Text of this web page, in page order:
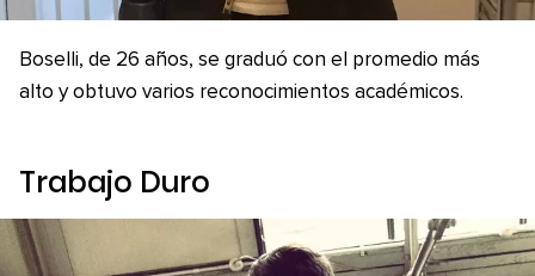
Boselli, de 26 años, se graduó con el promedio más
alto y obtuvo varios reconocimientos académicos.
Trabajo Duro